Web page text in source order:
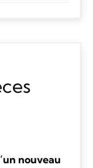
nouveau